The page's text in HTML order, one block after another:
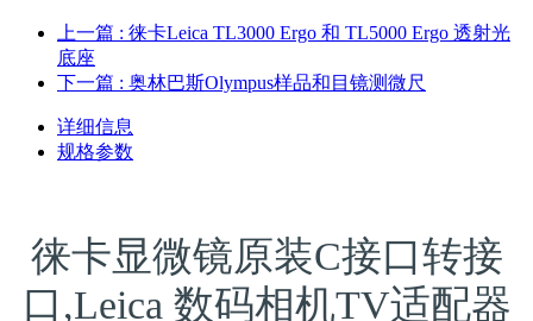
上一篇 : 徕卡Leica TL3000 Ergo 和 TL5000 Ergo 透射光
底座
下一篇 : 奥林巴斯Olympus样品和目镜测微尺
详细信息
规格参数
徕卡显微镜原装C接口转接
口,Leica 数码相机TV适配器